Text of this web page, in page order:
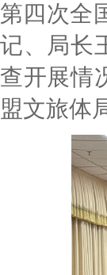
第四次全
记、局长
查开展情
盟文旅体